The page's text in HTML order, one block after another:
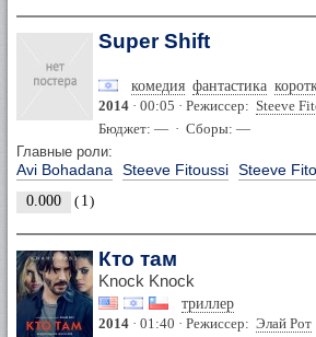
Super Shift
комедия фантастика
2014 · 00:05 · Режиссер: Steeve
Бюджет: — · Сборы: —
Главные роли:
Avi Bohadana Steeve Fitoussi Steeve
0.000 ( 1)
Кто там
Knock Knock
триллер
2014 · 01:40 · Режиссер: Элай Рот